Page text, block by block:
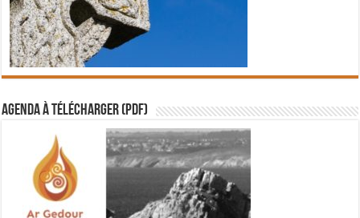
Agenda à télécharger (PDF)